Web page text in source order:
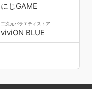
にじGAME
二次元バラエティストア
viviON BLUE